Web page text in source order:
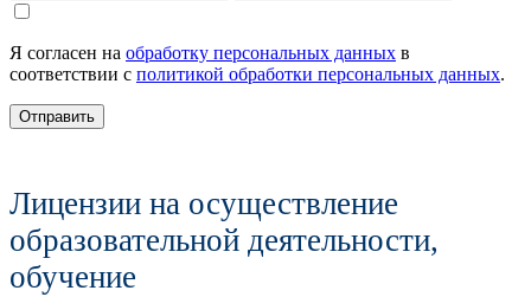
Я согласен на обработку персональных данных в
соответствии с политикой обработки персональных данных.
Отправить
Лицензии на осуществление
образовательной деятельности,
обучение